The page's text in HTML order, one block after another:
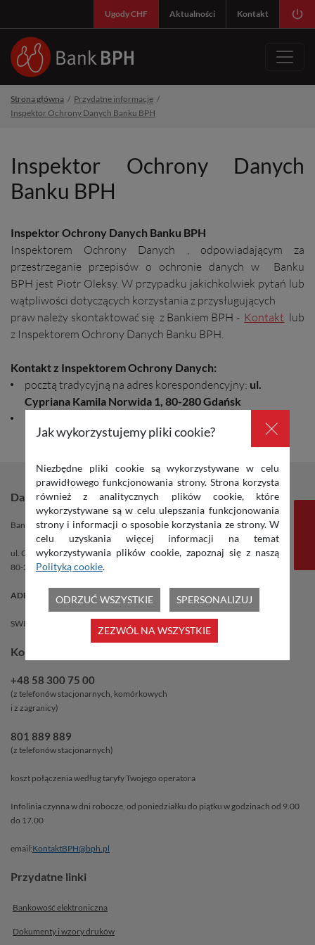
×
Jak wykorzystujemy pliki cookie?
Niezbędne pliki cookie są wykorzystywane w celu
prawidłowego funkcjonowania strony. Strona korzysta
również z analitycznych plików cookie, które
wykorzystywane są w celu ulepszania funkcjonowania
strony i informacji o sposobie korzystania ze strony. W
celu uzyskania więcej informacji na temat
wykorzystywania plików cookie, zapoznaj się z naszą
Polityką cookie.
ODRZUĆ WSZYSTKIE SPERSONALIZUJ
ZEZWÓL NA WSZYSTKIE
Ugody CHF Aktualności Kontakt
Strona główna
Przydatne informacje
Inspektor Ochrony Danych Banku BPH
Inspektor Ochrony Danych
Banku BPH
Inspektor Ochrony Danych Banku BPH
Inspektorem Ochrony Danych , odpowiadającym za
przestrzeganie przepisów o ochronie danych w Banku
BPH jest Piotr Oleksy. W przypadku jakichkolwiek pytań lub
wątpliwości dotyczących korzystania z przysługujących
praw należy skontaktować się z Bankiem BPH - Kontakt lub
z Inspektorem Ochrony Danych Banku BPH.
Kontakt z Inspektorem Ochrony Danych:
pocztą tradycyjną na adres korespondencyjny: ul.
Cypriana Kamila Norwida 1, 80-280 Gdańsk
Dane banku
Bank BPH SA
ul. Cypriana Kamila Norwida 1
80-280 Gdańsk
ADE: AE:PL-39527-67901-EJIDH-17
SWIFT: BPHKPLPK / BPHKPLPKXXX
Kontakt
+48 58 300 75 00
(z telefonów stacjonarnych, komórkowych
i z zagranicy)
801 889 889
(z telefonów stacjonarnych)
koszt połączenia według taryfy Twojego operatora
Infolinia czynna w dni robocze, od poniedziałku do piątku w godzinach od 9.00
do 17.00
email:KontaktBPH@bph.pl
Przydatne linki
Bankowość elektroniczna
Dokumenty i wzory druków